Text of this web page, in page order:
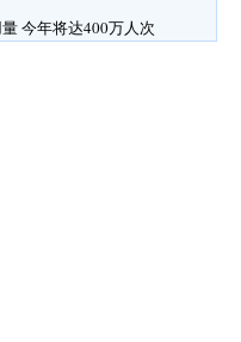
今年将达400万人次